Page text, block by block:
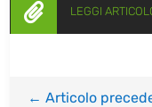
 LEGGI
←Articolo